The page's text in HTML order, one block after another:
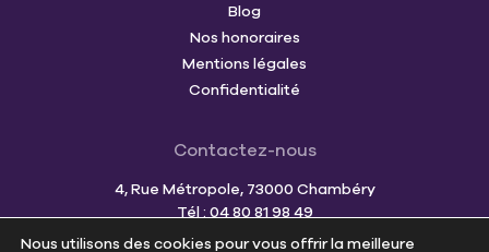
Nous utilisons des cookies pour vous offrir la meilleure
Blog
Nos honoraires
Mentions légales
Confidentialité
Contactez-nous
4, Rue Métropole, 73000 Chambéry
Tél : 04 80 81 98 49
Mail :team@cornerimmo.fr